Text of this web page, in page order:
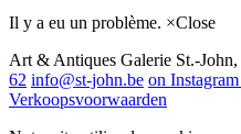
Il y a eu un problème. ×Close
Art & Antiques Galerie St.-John,
62 info@st-john.be on Instagram
Verkoopsvoorwaarden